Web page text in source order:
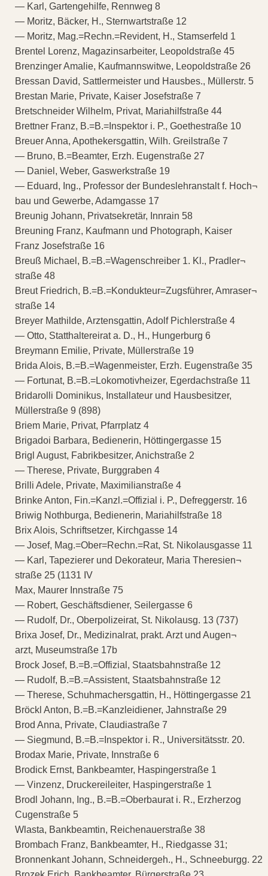
— Karl, Gartengehilfe, Rennweg 8
— Moritz, Bäcker, H., Sternwartstraße 12
— Moritz, Mag.=Rechn.=Revident, H., Stamserfeld 1
Brentel Lorenz, Magazinsarbeiter, Leopoldstraße 45
Brenzinger Amalie, Kaufmannswitwe, Leopoldstraße 26
Bressan David, Sattlermeister und Hausbes., Müllerstr. 5
Brestan Marie, Private, Kaiser Josefstraße 7
Bretschneider Wilhelm, Privat, Mariahilfstraße 44
Brettner Franz, B.=B.=Inspektor i. P., Goethestraße 10
Breuer Anna, Apothekersgattin, Wilh. Greilstraße 7
— Bruno, B.=Beamter, Erzh. Eugenstraße 27
— Daniel, Weber, Gaswerkstraße 19
— Eduard, Ing., Professor der Bundeslehranstalt f. Hoch¬
bau und Gewerbe, Adamgasse 17
Breunig Johann, Privatsekretär, Innrain 58
Breuning Franz, Kaufmann und Photograph, Kaiser
Franz Josefstraße 16
Breuß Michael, B.=B.=Wagenschreiber 1. Kl., Pradler¬
straße 48
Breut Friedrich, B.=B.=Kondukteur=Zugsführer, Amraser¬
straße 14
Breyer Mathilde, Arztensgattin, Adolf Pichlerstraße 4
— Otto, Statthaltereirat a. D., H., Hungerburg 6
Breymann Emilie, Private, Müllerstraße 19
Brida Alois, B.=B.=Wagenmeister, Erzh. Eugenstraße 35
— Fortunat, B.=B.=Lokomotivheizer, Egerdachstraße 11
Bridarolli Dominikus, Installateur und Hausbesitzer,
Müllerstraße 9 (898)
Briem Marie, Privat, Pfarrplatz 4
Brigadoi Barbara, Bedienerin, Höttingergasse 15
Brigl August, Fabrikbesitzer, Anichstraße 2
— Therese, Private, Burggraben 4
Brilli Adele, Private, Maximilianstraße 4
Brinke Anton, Fin.=Kanzl.=Offizial i. P., Defreggerstr. 16
Briwig Nothburga, Bedienerin, Mariahilfstraße 18
Brix Alois, Schriftsetzer, Kirchgasse 14
— Josef, Mag.=Ober=Rechn.=Rat, St. Nikolausgasse 11
— Karl, Tapezierer und Dekorateur, Maria Theresien¬
straße 25 (1131 IV
Max, Maurer Innstraße 75
— Robert, Geschäftsdiener, Seilergasse 6
— Rudolf, Dr., Oberpolizeirat, St. Nikolausg. 13 (737)
Brixa Josef, Dr., Medizinalrat, prakt. Arzt und Augen¬
arzt, Museumstraße 17b
Brock Josef, B.=B.=Offizial, Staatsbahnstraße 12
— Rudolf, B.=B.=Assistent, Staatsbahnstraße 12
— Therese, Schuhmachersgattin, H., Höttingergasse 21
Bröckl Anton, B.=B.=Kanzleidiener, Jahnstraße 29
Brod Anna, Private, Claudiastraße 7
— Siegmund, B.=B.=Inspektor i. R., Universitätsstr. 20.
Brodax Marie, Private, Innstraße 6
Brodick Ernst, Bankbeamter, Haspingerstraße 1
— Vinzenz, Druckereileiter, Haspingerstraße 1
Brodl Johann, Ing., B.=B.=Oberbaurat i. R., Erzherzog
Cugenstraße 5
Wlasta, Bankbeamtin, Reichenauerstraße 38
Brombach Franz, Bankbeamter, H., Riedgasse 31;
Bronnenkant Johann, Schneidergeh., H., Schneeburgg. 22